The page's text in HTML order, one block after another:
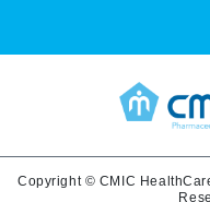
Copyright © CMIC